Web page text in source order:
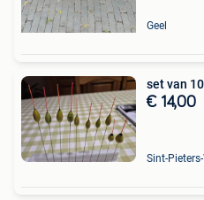
Geel
set van
€ 14,00
Sint-